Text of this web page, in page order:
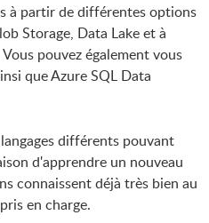
à partir de différentes options
Storage, Data Lake et à
pouvez également vous
que Azure SQL Data
différents pouvant
d'apprendre un nouveau
connaissent déjà très bien au
en charge.